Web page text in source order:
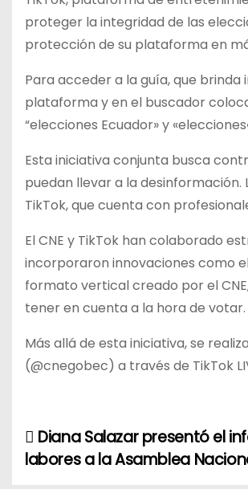
proteger la integridad de las
protección de su plataforma en
Para acceder a la guía, que
plataforma y en el buscador
“elecciones Ecuador» y
Esta iniciativa conjunta busca
puedan llevar a la desinformación.
TikTok, que cuenta con
El CNE y TikTok han colaborado
incorporaron innovaciones como
formato vertical creado por el
tener en cuenta a la hora de votar.
Más allá de esta iniciativa, se
(@cnegobec) a través de TikTok
NDiana Salazar presentó el
labores a la Asamblea